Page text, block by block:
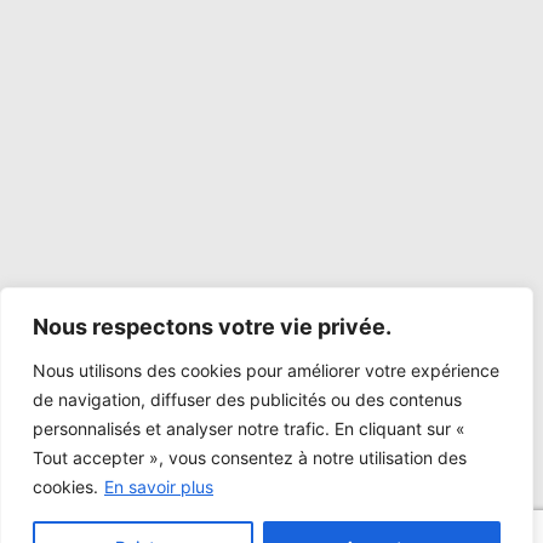
Nous respectons votre vie privée.
Nous utilisons des cookies pour améliorer votre expérience
de navigation, diffuser des publicités ou des contenus
personnalisés et analyser notre trafic. En cliquant sur «
Tout accepter », vous consentez à notre utilisation des
cookies. En savoir plus